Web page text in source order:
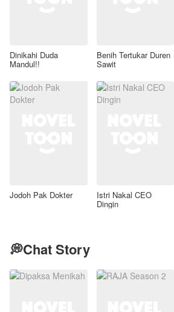
Dinikahi Duda
Mandul!!
Benih Tertukar Duren
Sawit
Jodoh Pak Dokter Istri Nakal CEO
Dingin
💭Chat Story